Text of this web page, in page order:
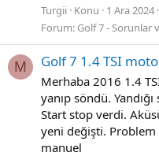
Turgii Konu 1 Ara 2024
Forum: Golf 7 - Sorunlar
M Golf 7 1.4 TSI
Merhaba 2016 1.4
yanıp söndü.
Start stop verdi.
yeni değişti. Problem
manuel